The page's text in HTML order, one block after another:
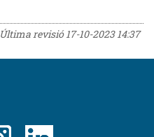
Última revisió17-10-2023 14:37